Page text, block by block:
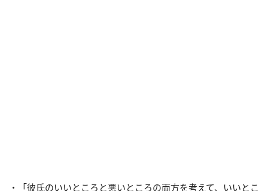
・「彼氏のいいところと悪いところの両方を考えて、いいとこ